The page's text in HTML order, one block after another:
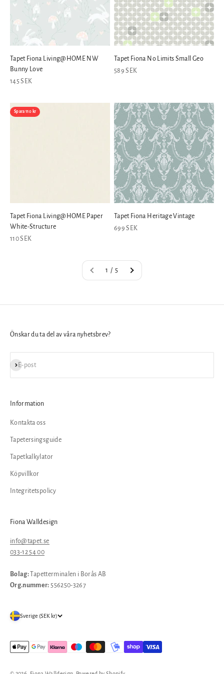
Tapet Fiona Living@HOME NW
Bunny Love
REA-pris
145 SEK
Tapet Fiona No Limits Small Geo
REA-pris
589 SEK
Spara 110 kr
Tapet Fiona Living@HOME Paper
White-Structure
REA-pris
110 SEK
Tapet Fiona Heritage Vintage
REA-pris
699 SEK
1 / 5
Önskar du ta del av våra nyhetsbrev?
E-post
Prenumerera
Information
Kontakta oss
Tapetersingsguide
Tapetkalkylator
Köpvillkor
Integritetspolicy
Fiona Walldesign
info@tapet.se
033-12 54 00
Bolag:
Tapetterminalen i Borås AB
Org.nummer: 556250-3267
Sverige (SEK kr)